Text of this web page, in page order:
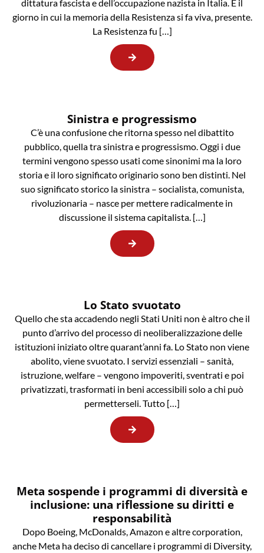
dittatura fascista e dell’occupazione nazista in Italia. È il
giorno in cui la memoria della Resistenza si fa viva, presente.
La Resistenza fu […]
Sinistra e progressismo
C’è una confusione che ritorna spesso nel dibattito
pubblico, quella tra sinistra e progressismo. Oggi i due
termini vengono spesso usati come sinonimi ma la loro
storia e il loro significato originario sono ben distinti. Nel
suo significato storico la sinistra – socialista, comunista,
rivoluzionaria – nasce per mettere radicalmente in
discussione il sistema capitalista. […]
Lo Stato svuotato
Quello che sta accadendo negli Stati Uniti non è altro che il
punto d’arrivo del processo di neoliberalizzazione delle
istituzioni iniziato oltre quarant’anni fa. Lo Stato non viene
abolito, viene svuotato. I servizi essenziali – sanità,
istruzione, welfare – vengono impoveriti, sventrati e poi
privatizzati, trasformati in beni accessibili solo a chi può
permetterseli. Tutto […]
Meta sospende i programmi di diversità e
inclusione: una riflessione su diritti e
responsabilità
Dopo Boeing, McDonalds, Amazon e altre corporation,
anche Meta ha deciso di cancellare i programmi di Diversity,